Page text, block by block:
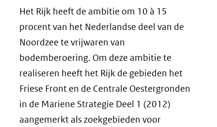
Het Rijk heeft de ambitie om 10 à 15
procent van het Nederlandse deel van de
Noordzee te vrijwaren van
bodemberoering. Om deze ambitie te
realiseren heeft het Rijk de gebieden het
Friese Front en de Centrale Oestergronden
in de Mariene Strategie Deel 1 (2012)
aangemerkt als zoekgebieden voor